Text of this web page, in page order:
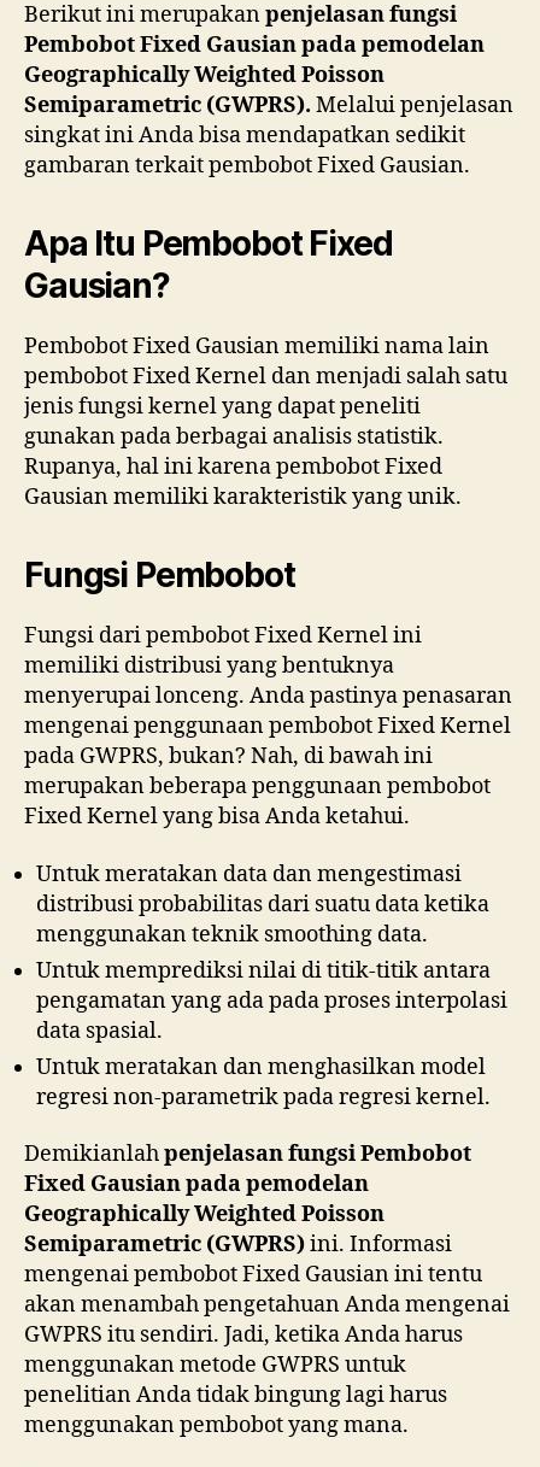
Berikut ini merupakanpenjelasan fungsi
Pembobot Fixed Gausian pada pemodelan
Geographically Weighted Poisson
Semiparametric (GWPRS). Melalui penjelasan
singkat ini Anda bisa mendapatkan sedikit
gambaran terkait pembobot Fixed Gausian.
Apa Itu Pembobot Fixed
Gausian?
Pembobot Fixed Gausian memiliki nama lain
pembobot Fixed Kernel dan menjadi salah satu
jenis fungsi kernel yang dapat peneliti
gunakan pada berbagai analisis statistik.
Rupanya, hal ini karena pembobot Fixed
Gausian memiliki karakteristik yang unik.
Fungsi Pembobot
Fungsi dari pembobot Fixed Kernel ini
memiliki distribusi yang bentuknya
menyerupai lonceng. Anda pastinya penasaran
mengenai penggunaan pembobot Fixed Kernel
pada GWPRS, bukan? Nah, di bawah ini
merupakan beberapa penggunaan pembobot
Fixed Kernel yang bisa Anda ketahui.
Untuk meratakan data dan mengestimasi
distribusi probabilitas dari suatu data ketika
menggunakan teknik smoothing data.
Untuk memprediksi nilai di titik-titik antara
pengamatan yang ada pada proses interpolasi
data spasial.
Untuk meratakan dan menghasilkan model
regresi non-parametrik pada regresi kernel.
Demikianlahpenjelasan fungsi Pembobot
Fixed Gausian pada pemodelan
Geographically Weighted Poisson
Semiparametric (GWPRS)ini. Informasi
mengenai pembobot Fixed Gausian ini tentu
akan menambah pengetahuan Anda mengenai
GWPRS itu sendiri. Jadi, ketika Anda harus
menggunakan metode GWPRS untuk
penelitian Anda tidak bingung lagi harus
menggunakan pembobot yang mana.